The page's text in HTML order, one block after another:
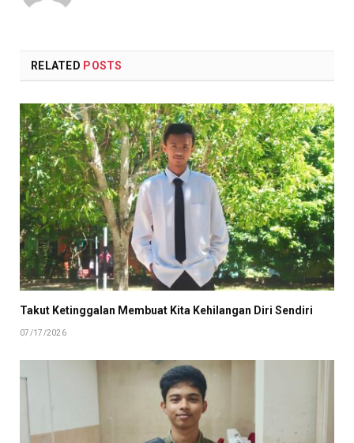
RELATED POSTS
Takut Ketinggalan Membuat Kita Kehilangan Diri Sendiri
07/17/2026